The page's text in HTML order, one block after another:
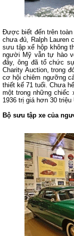
Được biết đến trên
chưa đủ, Ralph Lauren
sưu tập xế hộp không
người Mỹ vẫn tự hào
đây, ông đã tổ chức
Charity Auction, trong
cơ hội chiêm ngưỡng
thiết kế 71 tuổi. Chưa
một trong những chiếc
1936 trị giá hơn 30 triệu
Bộ sưu tập xe của